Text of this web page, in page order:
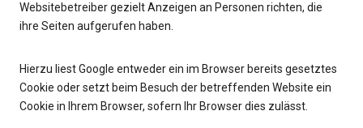
Websitebetreiber gezielt Anzeigen an Personen richten, die
ihre Seiten aufgerufen haben.
Hierzu liest Google entweder ein im Browser bereits gesetztes
Cookie oder setzt beim Besuch der betreffenden Website ein
Cookie in Ihrem Browser, sofern Ihr Browser dies zulässt.